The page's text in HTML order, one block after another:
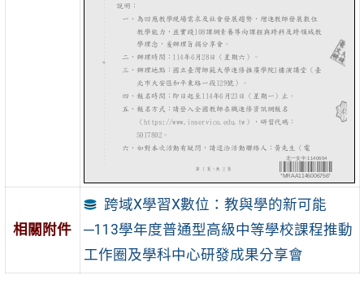
相關附件
跨域X學習X數位：教與學的新可能
─113學年度普通型高級中等學校課程推動
工作圈及學科中心研發成果分享會